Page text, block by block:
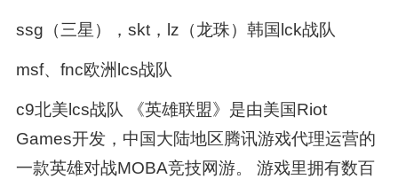
ssg（三星），skt，lz（龙珠）韩国lck战队
msf、fnc欧洲lcs战队
c9北美lcs战队 《英雄联盟》是由美国Riot
Games开发，中国大陆地区腾讯游戏代理运营的
一款英雄对战MOBA竞技网游。 游戏里拥有数百